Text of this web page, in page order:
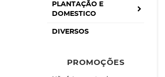
PLANTAÇÃO E
DOMESTICO
DIVERSOS
PROMOÇÕES